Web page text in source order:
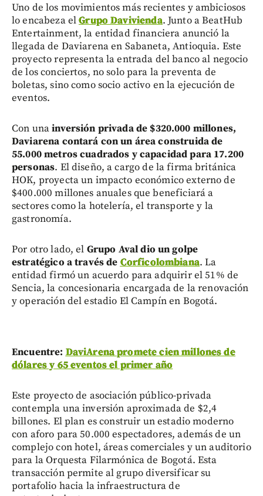
Uno de los movimientos más recientes y ambiciosos
lo encabeza elGrupo Davivienda. Junto a BeatHub
Entertainment, la entidad financiera anunció la
llegada de Daviarena en Sabaneta, Antioquia. Este
proyecto representa la entrada del banco al negocio
de los conciertos, no solo para la preventa de
boletas, sino como socio activo en la ejecución de
eventos.
Con unainversión privada de $320.000 millones,
Daviarena contará con un área construida de
55.000 metros cuadrados y capacidad para 17.200
personas. El diseño, a cargo de la firma británica
HOK, proyecta un impacto económico externo de
$400.000 millones anuales que beneficiará a
sectores como la hotelería, el transporte y la
gastronomía.
Por otro lado, el Grupo Aval dio un golpe
estratégico a través de Corficolombiana. La
entidad firmó un acuerdo para adquirir el 51% de
Sencia, la concesionaria encargada de la renovación
y operación del estadio El Campín en Bogotá.
Encuentre: DaviArena promete cien millones de
dólares y 65 eventos el primer año
Este proyecto de asociación público-privada
contempla una inversión aproximada de $2,4
billones. El plan es construir un estadio moderno
con aforo para 50.000 espectadores, además de un
complejo con hotel, áreas comerciales y un auditorio
para la Orquesta Filarmónica de Bogotá. Esta
transacción permite al grupo diversificar su
portafolio hacia la infraestructura de